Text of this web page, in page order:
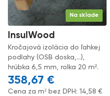
Na sklade
InsulWood
Kročajová izolácia do ľahkej
podlahy (OSB doska,...),
hrúbka 6,5 mm, rolka 20 m².
358,67 €
Cena za m² bez DPH: 14,58 €